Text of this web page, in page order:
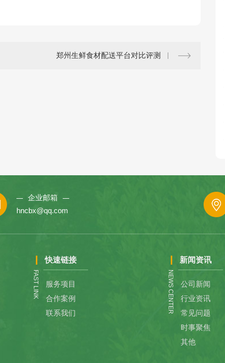
郑州生鲜食材配送平台对比评测
企业邮箱
hncbx@qq.com
快速链接
FAST LINK
服务项目
合作案例
联系我们
新闻资讯
NEWS CENTER
公司新闻
行业资讯
常见问题
时事聚焦
其他